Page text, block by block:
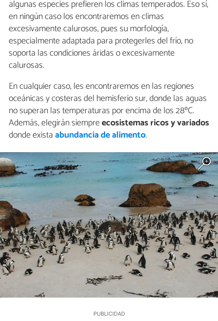
algunas especies prefieren los climas temperados. Eso sí,
en ningún caso los encontraremos en climas
excesivamente calurosos, pues su morfología,
especialmente adaptada para protegerles del frío, no
soporta las condiciones áridas o excesivamente
calurosas.
En cualquier caso, les encontraremos en las regiones
oceánicas y costeras del hemisferio sur, donde las aguas
no superan las temperaturas por encima de los 28ºC.
Además, elegirán siempreecosistemas ricos y variados
donde existaabundancia de alimento.